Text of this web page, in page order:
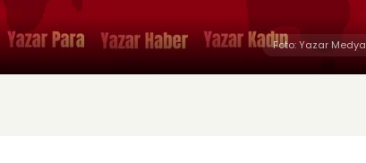
Foto: Yazar Medya